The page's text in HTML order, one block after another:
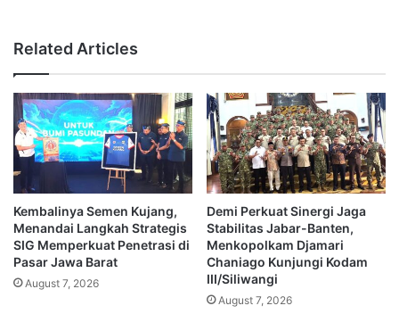
Related Articles
Kembalinya Semen Kujang,
Menandai Langkah Strategis
SIG Memperkuat Penetrasi di
Pasar Jawa Barat
August 7, 2026
Demi Perkuat Sinergi Jaga
Stabilitas Jabar-Banten,
Menkopolkam Djamari
Chaniago Kunjungi Kodam
III/Siliwangi
August 7, 2026